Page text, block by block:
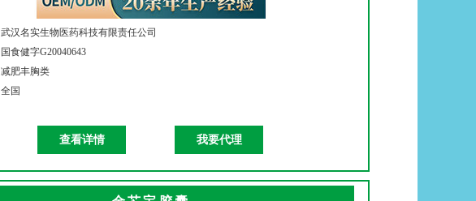
武汉名实生物医药科技有限责任公司
国食健字G20040643
减肥丰胸类
全国
查看详情 我要代理